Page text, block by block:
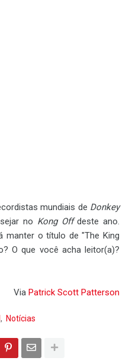
mundiais de Donkey
no Kong Offdeste ano.
manter o título de "The King
O que você acha leitor(a)?
Via Patrick Scott Patterson
Notícias